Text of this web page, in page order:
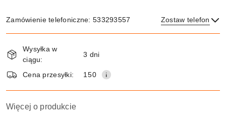
Zamówienie telefoniczne: 533293557 Zostaw telefon
i
dostawa
Wysyłka w
ciągu:
3 dni
Cena przesyłki: 150
Więcej o produkcie